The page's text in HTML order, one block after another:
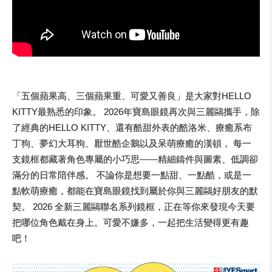
「五個蘋果高、三個蘋果重、可愛又善良」是大家對HELLO
KITTY最熟悉的印象。 2026年寶島眼鏡再次與三麗鷗攜手，除
了經典的HELLO KITTY、還有酷甜外表的酷洛米、療癒系布
丁狗、夢幻大耳狗、厭世酷企鵝以及呆萌療癒的漢頓， 每一
支鏡框都藏著角色專屬的小巧思——精細鑄件與圖素、低調卻
滿分的日常陪伴感。 不論你是想要一點甜、一點酷，或是一
點軟萌療癒，都能在寶島眼鏡找到屬於你與三麗鷗好朋友的默
契。 2026 全新三麗鷗聯名系列鏡框，正在等你來發現今天要
把哪位角色戴在身上。可愛不嫌多，一起把生活變得更有趣
吧！